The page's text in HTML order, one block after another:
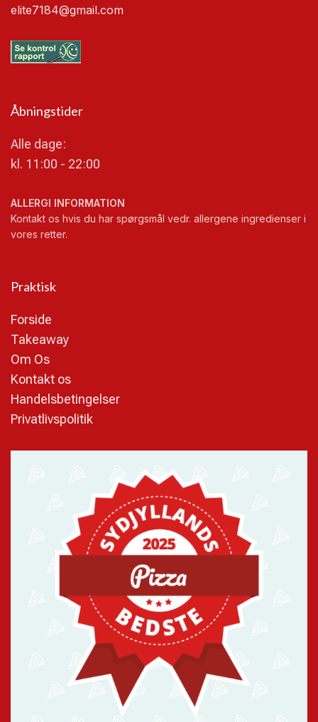
elite7184@gmail.com
Åbningstider
Alle dage:
kl. 11:00 - 22:00
ALLERGI INFORMATION
Kontakt os hvis du har spørgsmål vedr. allergene ingredienser i
vores retter.
Praktisk
Forside
Takeaway
Om Os
Kontakt os
Handelsbetingelser
Privatlivspolitik